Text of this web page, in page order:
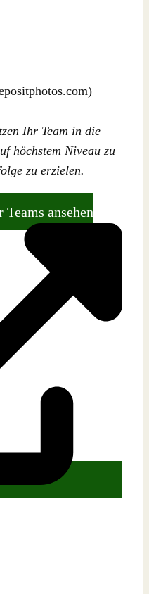
Ihr Team in die
höchstem Niveau zu
zu erzielen.
ansehen